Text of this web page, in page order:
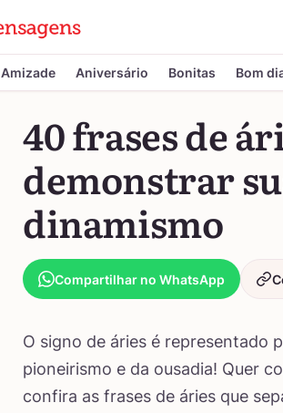
Amizade Aniversário Bonitas Bom
40 frases de
demonstrar
dinamismo
Compartilhar no WhatsApp
O signo de áries é representado
pioneirismo e da ousadia! Quer
confira as frases de áries que